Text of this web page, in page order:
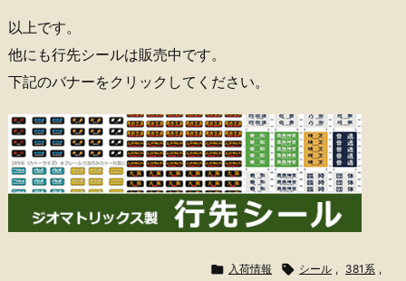
以上です。
他にも行先シールは販売中です。
下記のバナーをクリックしてください。
 入荷情報  シール , 381系 ,